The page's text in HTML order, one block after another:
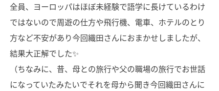
全員、ヨーロッパはほぼ未経験で語学に長けているわけ
ではないので周遊の仕方や飛行機、電車、ホテルのとり
方など不安があり今回織田さんにおまかせしましたが、
結果大正解でした✨
（ちなみに、昔、母との旅行や父の職場の旅行でお世話
になっていたみたいでそれを母から聞き今回織田さんに